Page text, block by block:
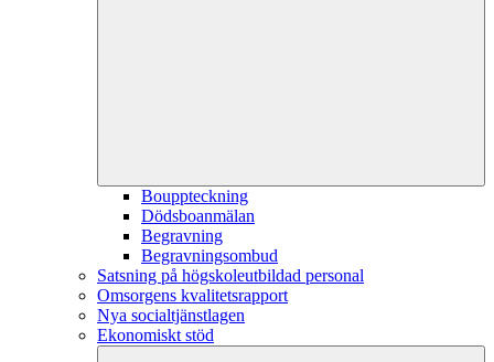
Bouppteckning
Dödsboanmälan
Begravning
Begravningsombud
Satsning på högskoleutbildad personal
Omsorgens kvalitetsrapport
Nya socialtjänstlagen
Ekonomiskt stöd